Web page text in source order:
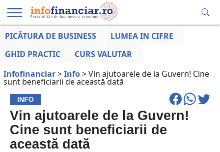
EDUCAȚIE
LA ZI
AFACERILOR
PICĂTURA DE BUSINESS
LUMEA IN CIFRE
GHID PRACTIC
CURS VALUTAR
Infofinanciar>Info>Vin ajutoarele de la Guvern! Cine
sunt beneficiarii de această dată
INFO
Vin ajutoarele de la Guvern!
Cine sunt beneficiarii de
această dată